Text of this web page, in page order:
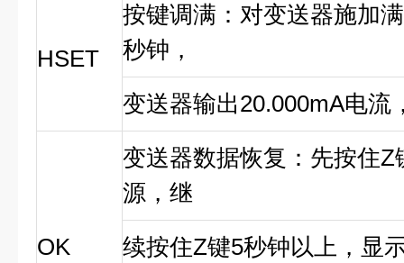
HSET
按键调满：对变送器施加
秒钟，
变送器输出20.000mA电流
OK
变送器数据恢复：先按住
源，继
续按住Z键5秒钟以上，显